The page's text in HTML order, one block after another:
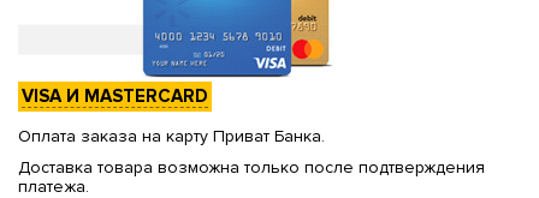
VISA И MASTERCARD
Оплата заказа на карту Приват Банка.
Доставка товара возможна только после подтверждения
платежа.